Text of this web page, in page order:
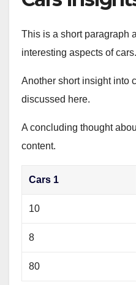
This is a short paragraph
interesting aspects of cars.
Another short insight into
discussed here.
A concluding thought
content.
Cars 1
10
8
80